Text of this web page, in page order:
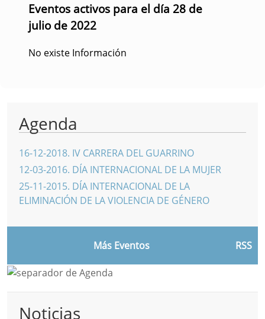
Eventos activos para el día 28 de
julio de 2022
No existe Información
Agenda
16-12-2018. IV CARRERA DEL GUARRINO
12-03-2016. DÍA INTERNACIONAL DE LA MUJER
25-11-2015. DÍA INTERNACIONAL DE LA
ELIMINACIÓN DE LA VIOLENCIA DE GÉNERO
Más Eventos RSS
Noticias